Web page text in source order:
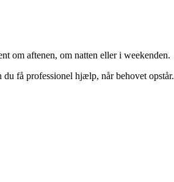
om aftenen, om natten eller i weekenden.
få professionel hjælp, når behovet opstår.